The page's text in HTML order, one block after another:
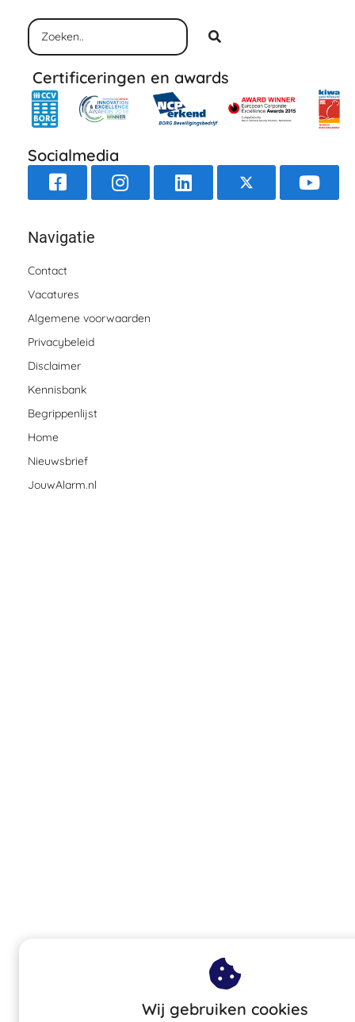
Certificeringen en awards
Socialmedia
Navigatie
Contact
Vacatures
Algemene voorwaarden
Privacybeleid
Disclaimer
Kennisbank
Begrippenlijst
Home
Nieuwsbrief
JouwAlarm.nl
Wij gebruiken cookies